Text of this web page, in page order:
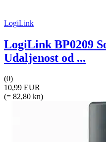
LogiLink
LogiLink BP0209
Udaljenost od ...
(0)
10,99 EUR
(= 82,80 kn)